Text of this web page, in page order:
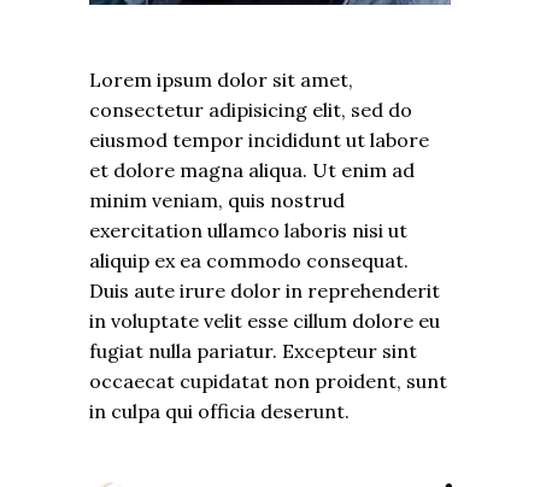
Lorem ipsum dolor sit amet,
consectetur adipisicing elit, sed do
eiusmod tempor incididunt ut labore
et dolore magna aliqua. Ut enim ad
minim veniam, quis nostrud
exercitation ullamco laboris nisi ut
aliquip ex ea commodo consequat.
Duis aute irure dolor in reprehenderit
in voluptate velit esse cillum dolore eu
fugiat nulla pariatur. Excepteur sint
occaecat cupidatat non proident, sunt
in culpa qui officia deserunt.